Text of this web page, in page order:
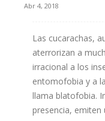
Abr 4, 2018
Las cucarachas,
aterrorizan a
irracional a los
entomofobia y a
llama blatofobia.
presencia, emiten